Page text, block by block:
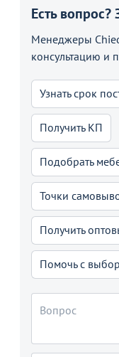
Есть вопрос?
Менеджеры
консультацию и
Узнать срок
Получить КП
Подобрать
Точки
Получить
Помочь с